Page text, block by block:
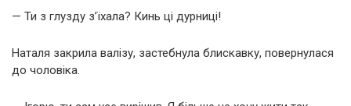
— Ти з глузду з’їхала? Кинь ці дурниці!
Наталя закрила валізу, застебнула блискавку, повернулася
до чоловіка.